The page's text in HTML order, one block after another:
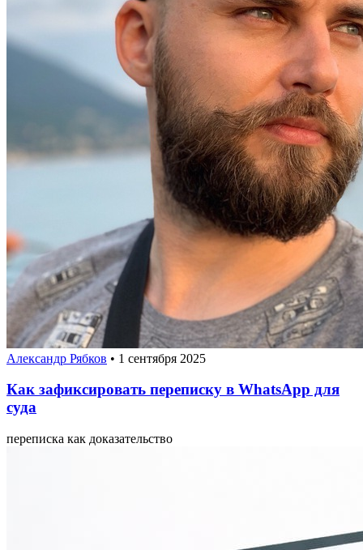
Александр Рябков • 1 сентября 2025
Как зафиксировать переписку в WhatsApp для
суда
переписка как доказательство